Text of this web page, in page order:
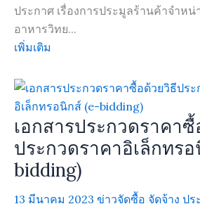
ประกาศ เรื่องการประมูลร้านค้าจำหน่
อาหารวิทย...
เพิ่มเติม
เอกสารประกวดราคา
ประกวดราคาอิเล็กทร
bidding)
13 มีนาคม 2023 ข่าวจัดซื้อ จัดจ้าง ปร